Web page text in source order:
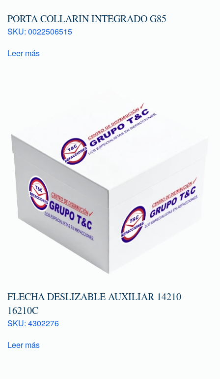
PORTA COLLARIN INTEGRADO G85
SKU: 0022506515
Leer más
FLECHA DESLIZABLE AUXILIAR 14210
16210C
SKU: 4302276
Leer más